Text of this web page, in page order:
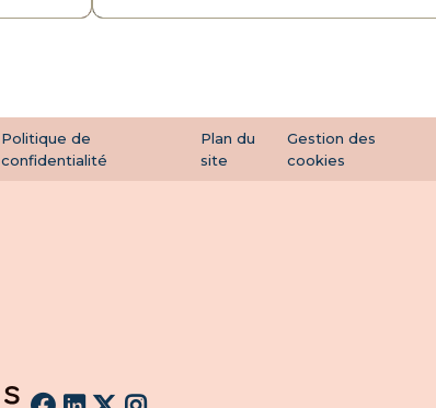
Politique de
confidentialité
Plan du
site
Gestion des
cookies